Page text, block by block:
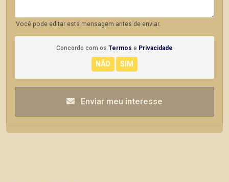
Você pode editar esta mensagem antes de enviar.
Concordo com os Termos e Privacidade
Enviar meu interesse